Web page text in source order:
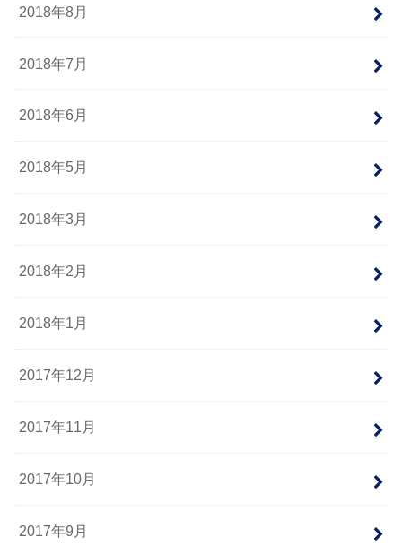
2018年8月
2018年7月
2018年6月
2018年5月
2018年3月
2018年2月
2018年1月
2017年12月
2017年11月
2017年10月
2017年9月